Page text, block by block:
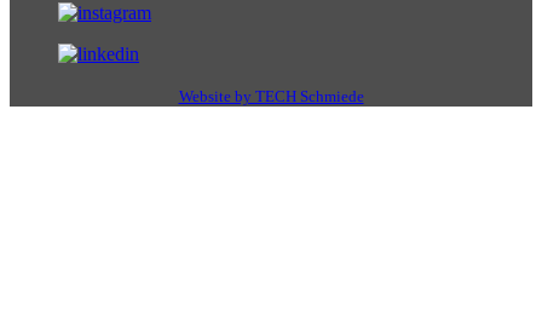
Website by TECH Schmiede